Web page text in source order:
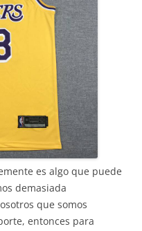
es algo que puede
demasiada
que somos
entonces para